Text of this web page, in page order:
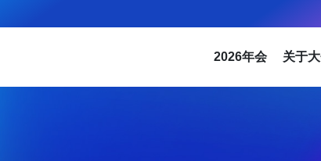
2026年会 关于